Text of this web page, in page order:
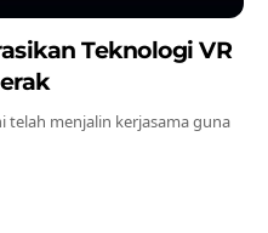
Teknologi VR
telah menjalin kerjasama guna